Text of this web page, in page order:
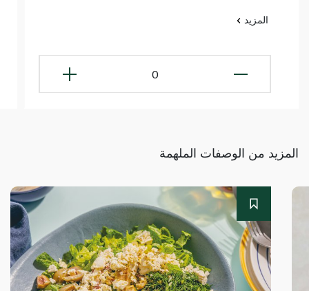
المزيد
0
المزيد من الوصفات الملهمة